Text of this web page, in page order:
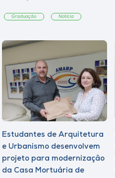
Graduação Notícia
Estudantes de Arquitetura
e Urbanismo desenvolvem
projeto para modernização
da Casa Mortuária de